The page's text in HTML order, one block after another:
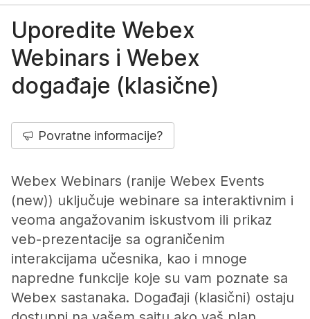
Uporedite Webex
Webinars i Webex
događaje (klasične)
Povratne informacije?
Webex Webinars (ranije Webex Events
(new)) uključuje webinare sa interaktivnim i
veoma angažovanim iskustvom ili prikaz
veb-prezentacije sa ograničenim
interakcijama učesnika, kao i mnoge
napredne funkcije koje su vam poznate sa
Webex sastanaka. Događaji (klasični) ostaju